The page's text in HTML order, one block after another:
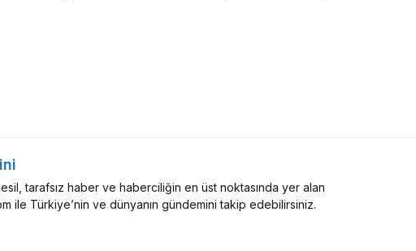
tarafsız haber ve haberciliğin en üst noktasında yer alan
ile Türkiye’nin ve dünyanın gündemini takip edebilirsiniz.